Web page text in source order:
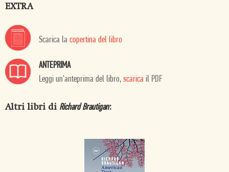
EXTRA
Scarica la copertina del libro
ANTEPRIMA
Leggi un'anteprima del libro, scarica il PDF
Altri libri di Richard Brautigan: